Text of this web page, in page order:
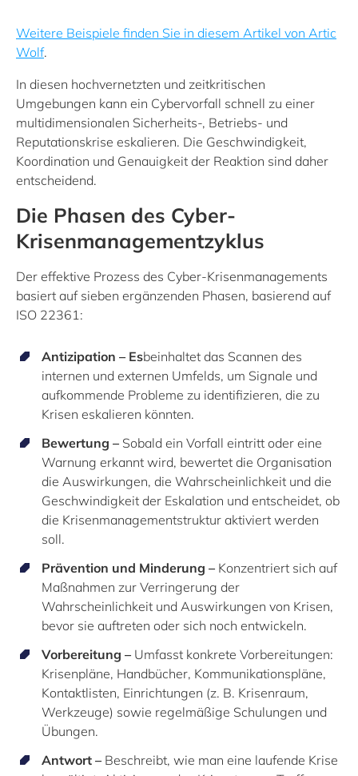
Weitere Beispiele finden Sie in diesem Artikel von Artic
Wolf.
In diesen hochvernetzten und zeitkritischen
Umgebungen kann ein Cybervorfall schnell zu einer
multidimensionalen Sicherheits-, Betriebs- und
Reputationskrise eskalieren. Die Geschwindigkeit,
Koordination und Genauigkeit der Reaktion sind daher
entscheidend.
Die Phasen des Cyber-
Krisenmanagementzyklus
Der effektive Prozess des Cyber-Krisenmanagements
basiert auf sieben ergänzenden Phasen, basierend auf
ISO 22361:
Antizipation – Esbeinhaltet das Scannen des
internen und externen Umfelds, um Signale und
aufkommende Probleme zu identifizieren, die zu
Krisen eskalieren könnten.
Bewertung – Sobald ein Vorfall eintritt oder eine
Warnung erkannt wird, bewertet die Organisation
die Auswirkungen, die Wahrscheinlichkeit und die
Geschwindigkeit der Eskalation und entscheidet, ob
die Krisenmanagementstruktur aktiviert werden
soll.
Prävention und Minderung – Konzentriert sich auf
Maßnahmen zur Verringerung der
Wahrscheinlichkeit und Auswirkungen von Krisen,
bevor sie auftreten oder sich noch entwickeln.
Vorbereitung – Umfasst konkrete Vorbereitungen:
Krisenpläne, Handbücher, Kommunikationspläne,
Kontaktlisten, Einrichtungen (z. B. Krisenraum,
Werkzeuge) sowie regelmäßige Schulungen und
Übungen.
Antwort – Beschreibt, wie man eine laufende Krise